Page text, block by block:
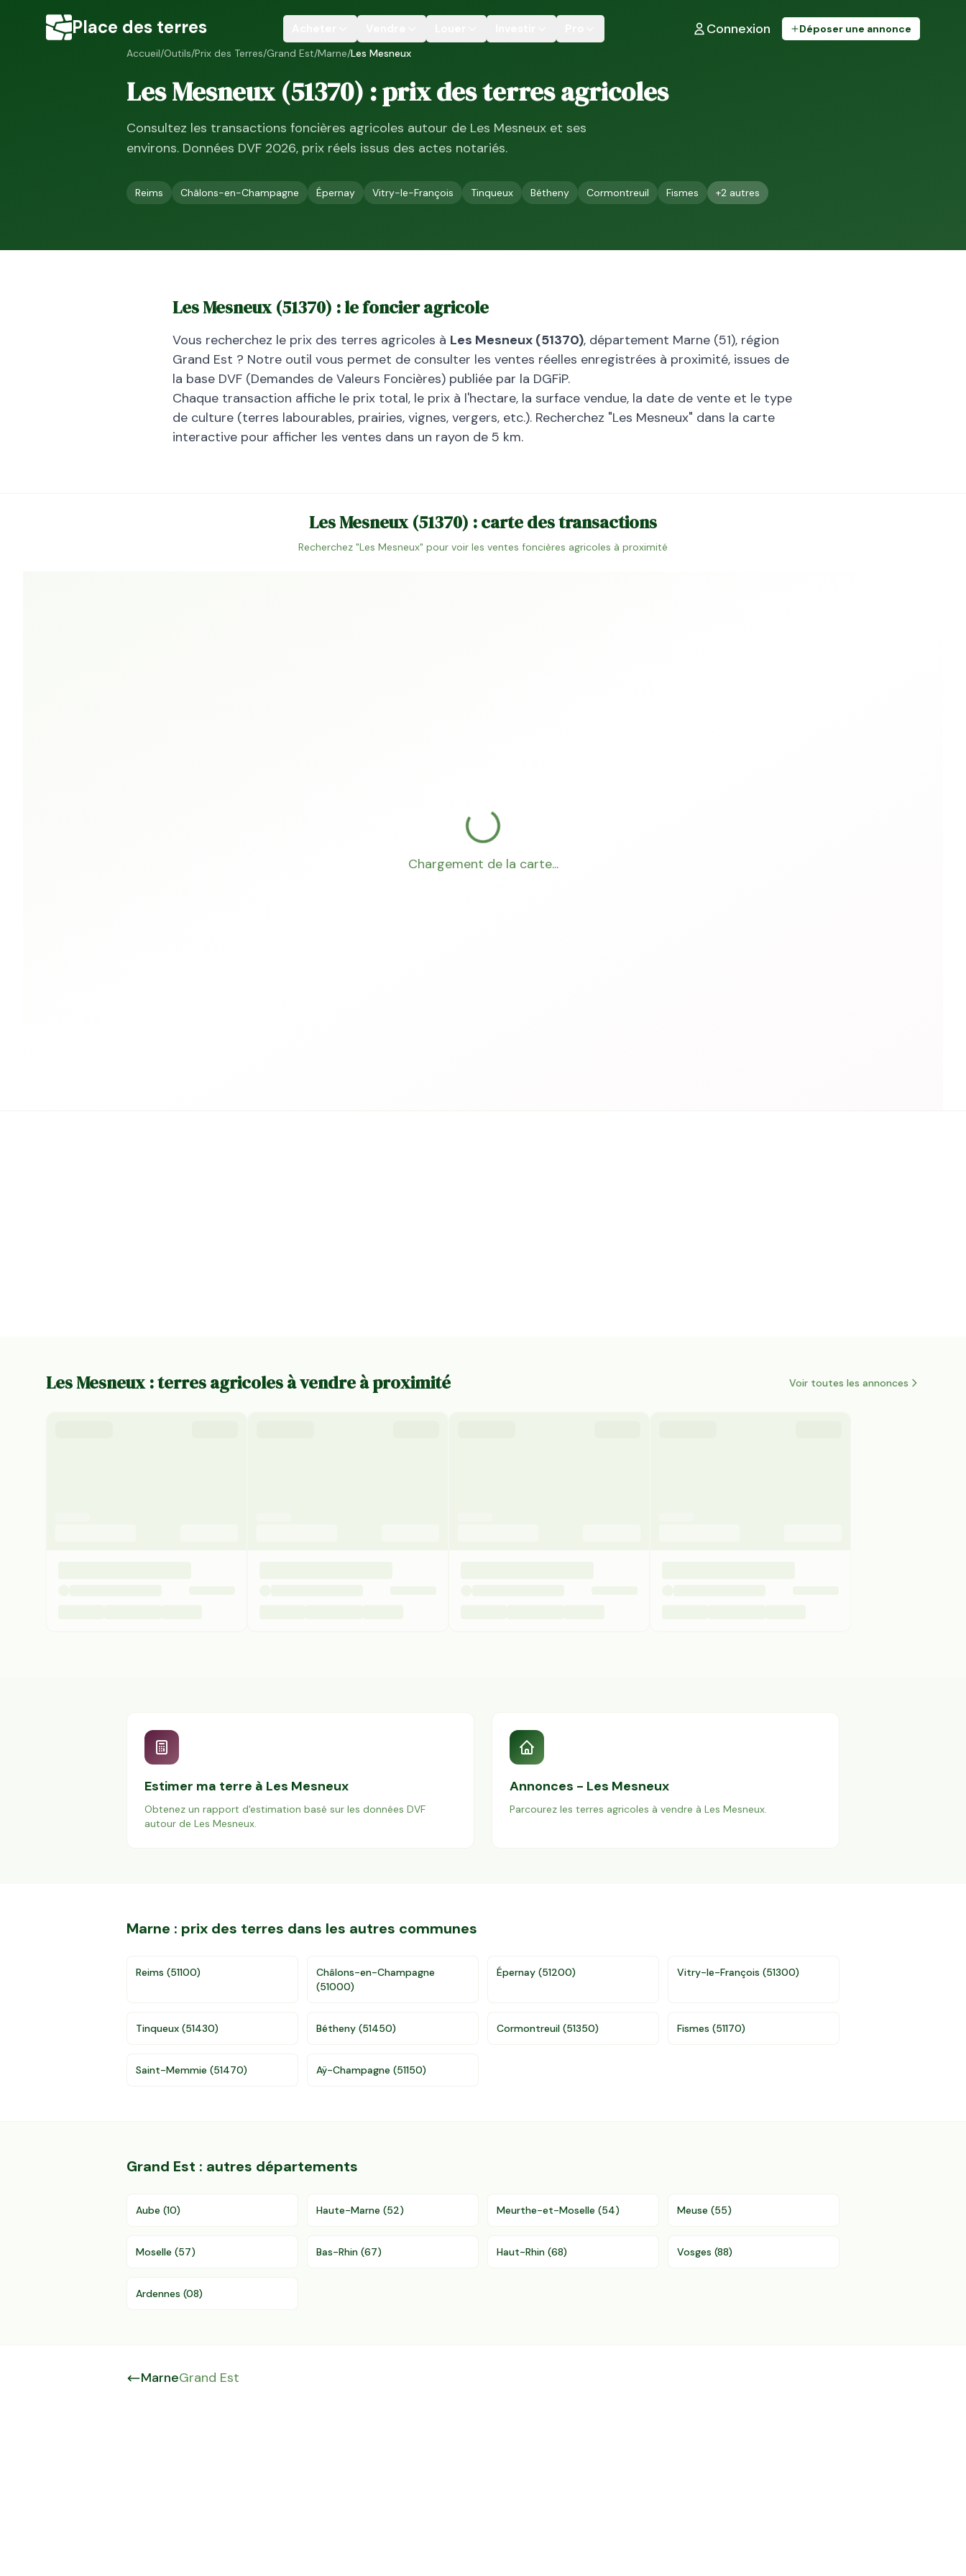
Place des terres Connexion
Déposer une annonce
Accueil/Outils/Prix des Terres/Grand Est/Marne/Les Mesneux
Les Mesneux(51370) : prix des terres agricoles
Consultez les transactions foncières agricoles autour de Les Mesneux et ses
environs. Données DVF 2026, prix réels issus des actes notariés.
Reims Châlons-en-Champagne Épernay Vitry-le-François Tinqueux Bétheny Cormontreuil Fismes +2 autres
Les Mesneux(51370) : le foncier agricole
Vous recherchez le prix des terres agricoles à Les Mesneux (51370), département Marne (51), région
Grand Est ? Notre outil vous permet de consulter les ventes réelles enregistrées à proximité, issues de
la base DVF (Demandes de Valeurs Foncières) publiée par la DGFiP.
Chaque transaction affiche le prix total, le prix à l'hectare, la surface vendue, la date de vente et le type
de culture (terres labourables, prairies, vignes, vergers, etc.). Recherchez "Les Mesneux" dans la carte
interactive pour afficher les ventes dans un rayon de 5 km.
Les Mesneux(51370) : carte des transactions
Recherchez "Les Mesneux" pour voir les ventes foncières agricoles à proximité
Chargement de la carte...
Les Mesneux : terres agricoles à vendre à proximité Voir toutes les annonces
Estimer ma terre à Les Mesneux
Obtenez un rapport d'estimation basé sur les données DVF
autour de Les Mesneux.
Annonces - Les Mesneux
Parcourez les terres agricoles à vendre à Les Mesneux.
Marne : prix des terres dans les autres communes
Reims (51100)
Châlons-en-Champagne
(51000)
Épernay (51200) Vitry-le-François (51300)
Tinqueux (51430) Bétheny (51450) Cormontreuil (51350) Fismes (51170)
Saint-Memmie (51470) Aÿ-Champagne (51150)
Grand Est : autres départements
Aube (10) Haute-Marne (52) Meurthe-et-Moselle (54) Meuse (55)
Moselle (57) Bas-Rhin (67) Haut-Rhin (68) Vosges (88)
Ardennes (08)
MarneGrand Est